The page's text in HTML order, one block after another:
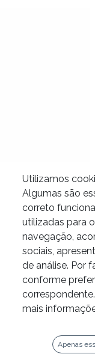
Utilizamos
Algumas são
correto
utilizadas para
navegação,
sociais,
de análise. Por
conforme
mais
Apenas